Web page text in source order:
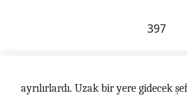
397
ayrılırlardı. Uzak bir yere gidecek